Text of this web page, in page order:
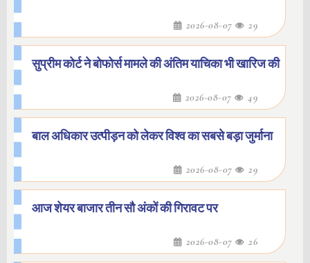
2026-08-07 29
सुप्रीम कोर्ट ने बोफोर्स मामले की अंतिम याचिका भी खारिज की
2026-08-07 49
बाल अधिकार उत्पीड़न को लेकर विश्व का सबसे बड़ा जुर्माना
2026-08-07 29
आज शेयर बाजार तीन सौ अंकों की गिरावट पर
2026-08-07 26